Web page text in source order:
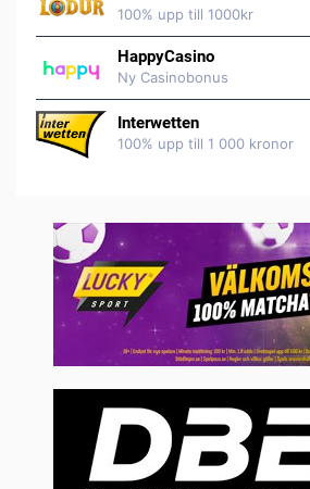
100% upp till 1000kr
HappyCasino
Ny Casinobonus
Interwetten
100% upp till 1 000 kronor